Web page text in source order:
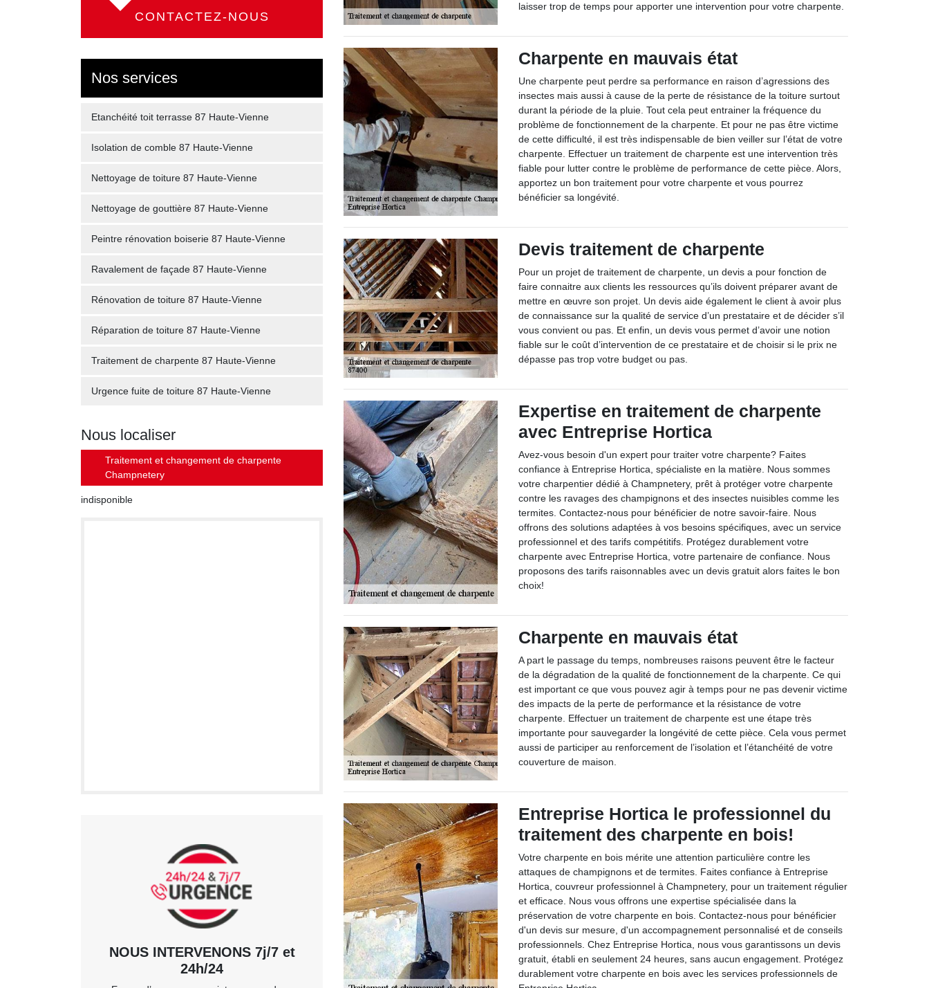
CONTACTEZ-NOUS
Nos services
Etanchéité toit terrasse 87 Haute-Vienne
Isolation de comble 87 Haute-Vienne
Nettoyage de toiture 87 Haute-Vienne
Nettoyage de gouttière 87 Haute-Vienne
Peintre rénovation boiserie 87 Haute-Vienne
Ravalement de façade 87 Haute-Vienne
Rénovation de toiture 87 Haute-Vienne
Réparation de toiture 87 Haute-Vienne
Traitement de charpente 87 Haute-Vienne
Urgence fuite de toiture 87 Haute-Vienne
Nous localiser
Traitement et changement de charpente
Champnetery
indisponible
NOUS INTERVENONS 7j/7 et
24h/24
laisser trop de temps pour apporter une intervention pour votre charpente.
Charpente en mauvais état
Une charpente peut perdre sa performance en raison d’agressions des
insectes mais aussi à cause de la perte de résistance de la toiture surtout
durant la période de la pluie. Tout cela peut entrainer la fréquence du
problème de fonctionnement de la charpente. Et pour ne pas être victime
de cette difficulté, il est très indispensable de bien veiller sur l’état de votre
charpente. Effectuer un traitement de charpente est une intervention très
fiable pour lutter contre le problème de performance de cette pièce. Alors,
apportez un bon traitement pour votre charpente et vous pourrez
bénéficier sa longévité.
Devis traitement de charpente
Pour un projet de traitement de charpente, un devis a pour fonction de
faire connaitre aux clients les ressources qu’ils doivent préparer avant de
mettre en œuvre son projet. Un devis aide également le client à avoir plus
de connaissance sur la qualité de service d’un prestataire et de décider s’il
vous convient ou pas. Et enfin, un devis vous permet d’avoir une notion
fiable sur le coût d’intervention de ce prestataire et de choisir si le prix ne
dépasse pas trop votre budget ou pas.
Expertise en traitement de charpente
avec Entreprise Hortica
Avez-vous besoin d'un expert pour traiter votre charpente? Faites
confiance à Entreprise Hortica, spécialiste en la matière. Nous sommes
votre charpentier dédié à Champnetery, prêt à protéger votre charpente
contre les ravages des champignons et des insectes nuisibles comme les
termites. Contactez-nous pour bénéficier de notre savoir-faire. Nous
offrons des solutions adaptées à vos besoins spécifiques, avec un service
professionnel et des tarifs compétitifs. Protégez durablement votre
charpente avec Entreprise Hortica, votre partenaire de confiance. Nous
proposons des tarifs raisonnables avec un devis gratuit alors faites le bon
choix!
Charpente en mauvais état
A part le passage du temps, nombreuses raisons peuvent être le facteur
de la dégradation de la qualité de fonctionnement de la charpente. Ce qui
est important ce que vous pouvez agir à temps pour ne pas devenir victime
des impacts de la perte de performance et la résistance de votre
charpente. Effectuer un traitement de charpente est une étape très
importante pour sauvegarder la longévité de cette pièce. Cela vous permet
aussi de participer au renforcement de l’isolation et l’étanchéité de votre
couverture de maison.
Entreprise Hortica le professionnel du
traitement des charpente en bois!
Votre charpente en bois mérite une attention particulière contre les
attaques de champignons et de termites. Faites confiance à Entreprise
Hortica, couvreur professionnel à Champnetery, pour un traitement régulier
et efficace. Nous vous offrons une expertise spécialisée dans la
préservation de votre charpente en bois. Contactez-nous pour bénéficier
d'un devis sur mesure, d'un accompagnement personnalisé et de conseils
professionnels. Chez Entreprise Hortica, nous vous garantissons un devis
gratuit, établi en seulement 24 heures, sans aucun engagement. Protégez
durablement votre charpente en bois avec les services professionnels de